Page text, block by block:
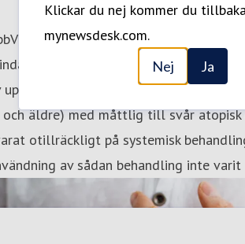
Klickar du nej kommer du
mynewsdesk.com.
Nej Ja
meddelar positiva resultat från
fas IIIb/IV-studie, som
upadacitinib samt dupilumab hos
och äldre) med måttlig till svår
otillräckligt på systemisk
av sådan behandling inte